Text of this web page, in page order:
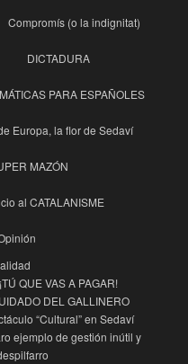
Compromís (o la indignitat)
DICTADURA
PARA ESPAÑOLES
Europa, la flor de Sedaví
MAZÓN
al CATALANISME
QUE VAS A PAGAR!
DEL GALLINERO
“Cultural” en Sedaví
ejemplo de gestión inútil y